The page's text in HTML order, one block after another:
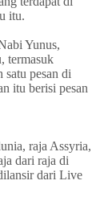
itu.
Yunus,
termasuk
satu pesan di
itu berisi pesan
raja Assyria,
dari raja di
dari Live